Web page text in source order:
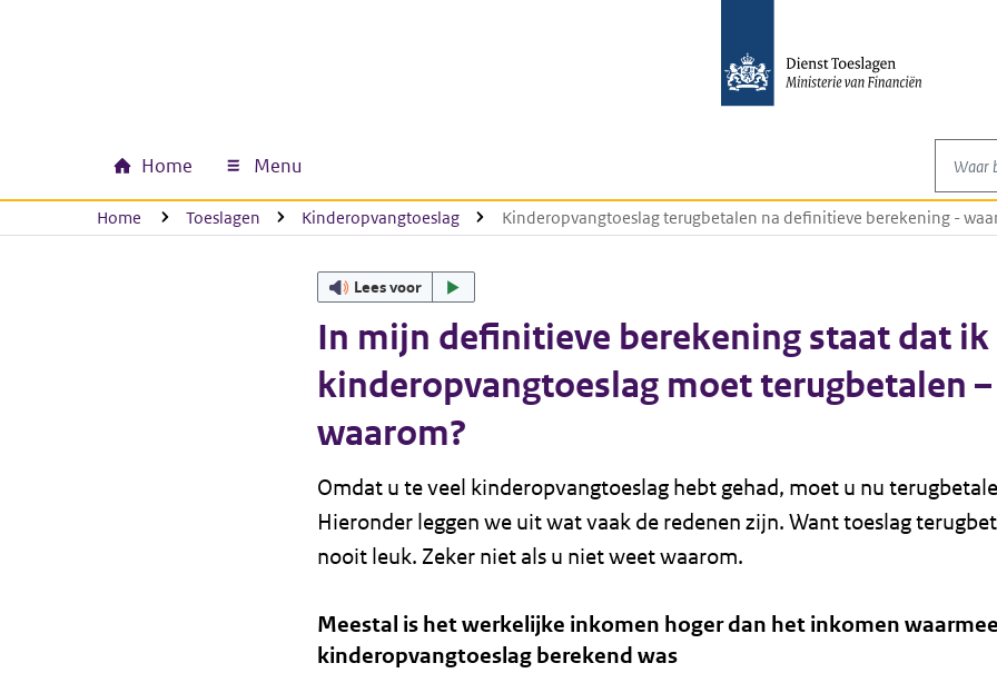
Hoofdnavigatie
Home Menu
Waar
U bevindt zich hier:
Home Toeslagen Kinderopvangtoeslag Kinderopvangtoeslag terugbetalen na definitieve berekening -
Lees voor
In mijn definitieve berekening staat dat ik
kinderopvangtoeslag moet terugbetalen –
waarom?
Omdat u te veel kinderopvangtoeslag hebt gehad, moet u nu
Hieronder leggen we uit wat vaak de redenen zijn. Want toeslag
nooit leuk. Zeker niet als u niet weet waarom.
Meestal is het werkelijke inkomen hoger dan het inkomen
kinderopvangtoeslag berekend was